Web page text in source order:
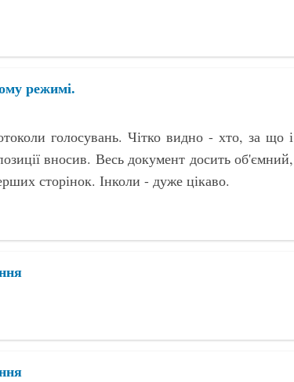
режимі.
голосувань. Чітко видно - хто, за що і
вносив. Весь документ досить об'ємний,
сторінок. Інколи - дуже цікаво.